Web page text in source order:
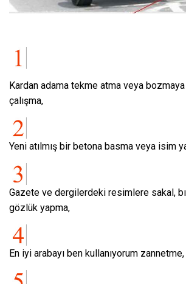
Kardan adama tekme atma veya bozmaya
çalışma,
Yeni atılmış bir betona basma veya isim
Gazete ve dergilerdeki resimlere sakal,
gözlük yapma,
En iyi arabayı ben kullanıyorum zannetme,